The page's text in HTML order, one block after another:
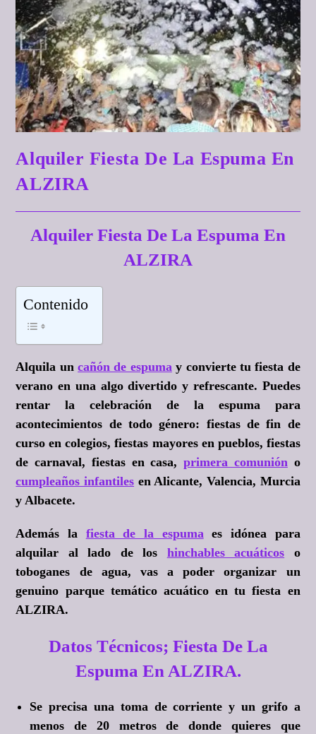
Alquiler Fiesta De La Espuma En
ALZIRA
Alquiler Fiesta De La Espuma En
ALZIRA
Contenido
Alquila uncañón de espumay convierte tu fiesta de
verano en una algo divertido y refrescante. Puedes
rentar la celebración de la espuma para
acontecimientos de todo género: fiestas de fin de
curso en colegios, fiestas mayores en pueblos, fiestas
de carnaval, fiestas en casa,primera comunióno
cumpleaños infantiles en Alicante, Valencia, Murcia
y Albacete.
Además la fiesta de la espumaes idónea para
alquilar al lado de los hinchables acuáticos o
toboganes de agua, vas a poder organizar un
genuino parque temático acuático en tu fiesta en
ALZIRA.
Datos Técnicos; Fiesta De La
Espuma En ALZIRA.
Se precisa una toma de corriente y un grifo a
menos de 20 metros de donde quieres que